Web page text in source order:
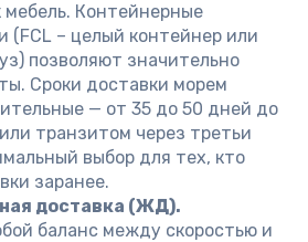
мебель. Контейнерные
(FCL – целый контейнер или
позволяют значительно
Сроки доставки морем
— от 35 до 50 дней до
транзитом через третьи
выбор для тех, кто
заранее.
доставка (ЖД).
баланс между скоростью и